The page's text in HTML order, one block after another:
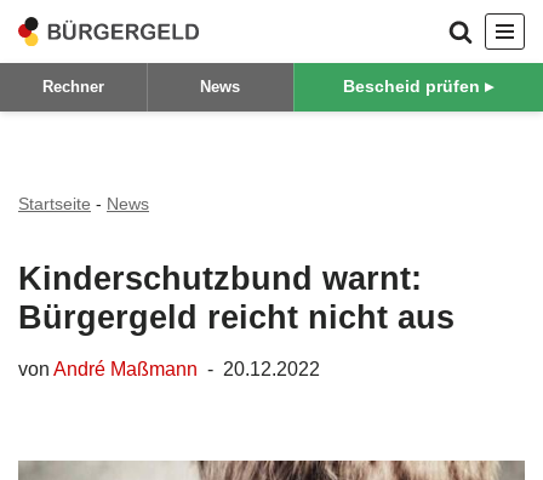
Zum
Inhalt
Rechner News Bescheid prüfen ▸
Startseite - News
Kinderschutzbund warnt:
Bürgergeld reicht nicht aus
von André Maßmann 20.12.2022